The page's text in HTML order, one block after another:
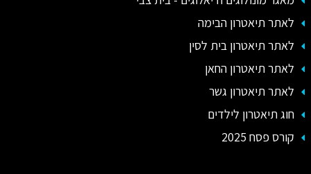
לאתר תיאטרון הבימה
לאתר תיאטרון בית לסין
לאתר תיאטרון החאן
לאתר תיאטרון גשר
חוג תיאטרון לילדים
קורס פסח 2025